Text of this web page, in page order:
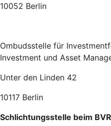
10052 Berlin
Ombudsstelle für
Investment und Asset
Unter den Linden 42
10117 Berlin
Schlichtungsstelle beim BVR